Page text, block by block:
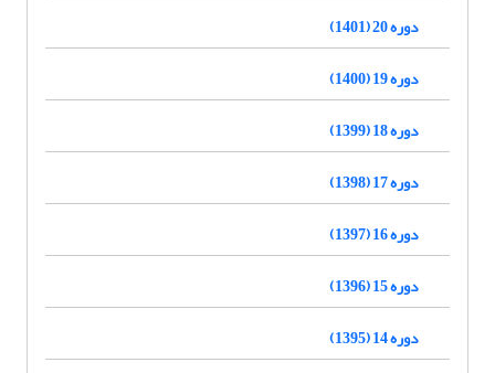
دوره 20 (1401)
دوره 19 (1400)
دوره 18 (1399)
دوره 17 (1398)
دوره 16 (1397)
دوره 15 (1396)
دوره 14 (1395)